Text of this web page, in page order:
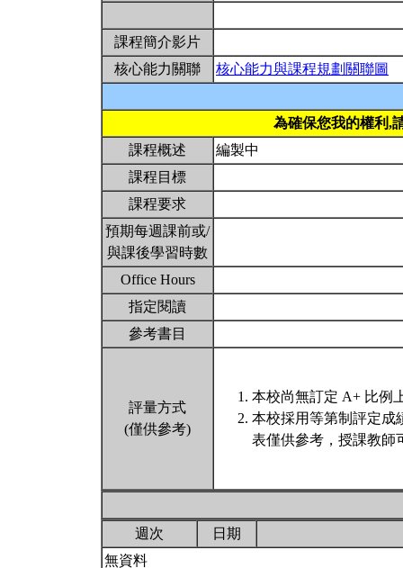
課程簡介影片
核心能力關聯
核心能力與課程規劃關聯圖
為確保您我的權利,
課程概述
編製中
課程目標
課程要求
預期每週課前或/
與課後學習時數
Office Hours
指定閱讀
參考書目
評量方式
(僅供參考)
本校尚無訂定 A+ 比例
本校採用等第制評定成
表僅供參考，授課教師
週次
日期
無資料